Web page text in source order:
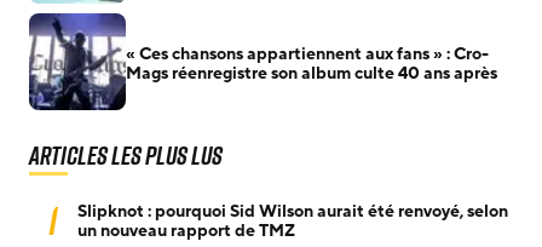
« Ces chansons appartiennent aux fans » : Cro-
Mags réenregistre son album culte 40 ans après
Articles les plus lus
1
Slipknot : pourquoi Sid Wilson aurait été renvoyé, selon
un nouveau rapport de TMZ